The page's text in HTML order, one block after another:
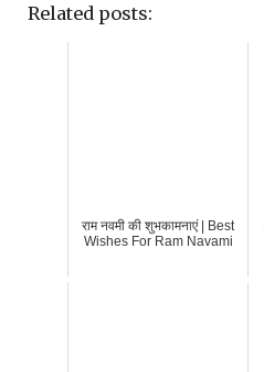
Related posts:
राम नवमी की शुभकामनाएं | Best
Wishes For Ram Navami